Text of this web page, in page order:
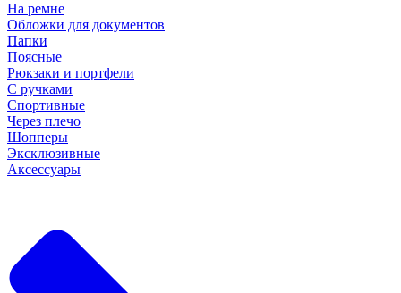
На ремне
Обложки для документов
Папки
Поясные
Рюкзаки и портфели
С ручками
Спортивные
Через плечо
Шопперы
Эксклюзивные
Аксессуары